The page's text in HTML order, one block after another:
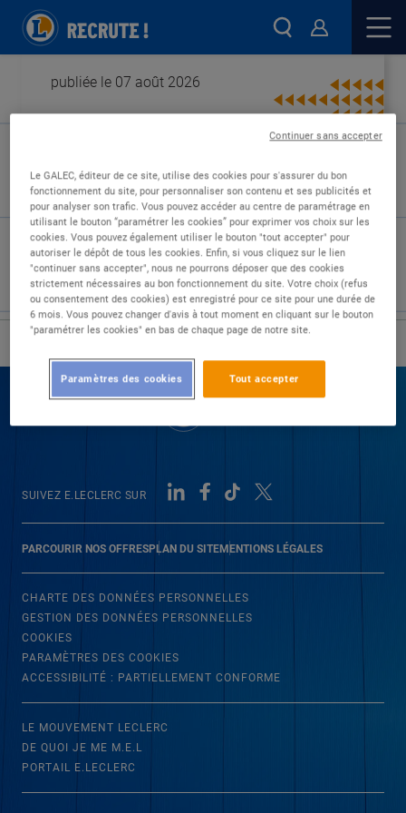
publiée le 07 août 2026
Type de contrat :
Expérience :
Études :
PARCOURIR NOS OFFRESPLAN DU SITEMENTIONS LÉGALES
SUIVEZ E.LECLERC SUR
CHARTE DES DONNÉES PERSONNELLES
GESTION DES DONNÉES PERSONNELLES
COOKIES
PARAMÈTRES DES COOKIES
ACCESSIBILITÉ : PARTIELLEMENT CONFORME
LE MOUVEMENT LECLERC
DE QUOI JE ME M.E.L
PORTAIL E.LECLERC
Le GALEC, éditeur de ce site, utilise des cookies pour s'assurer du bon
fonctionnement du site, pour personnaliser son contenu et ses publicités et
pour analyser son trafic. Vous pouvez accéder au centre de paramétrage en
utilisant le bouton “paramétrer les cookies” pour exprimer vos choix sur les
cookies. Vous pouvez également utiliser le bouton "tout accepter" pour
autoriser le dépôt de tous les cookies. Enfin, si vous cliquez sur le lien
"continuer sans accepter", nous ne pourrons déposer que des cookies
strictement nécessaires au bon fonctionnement du site. Votre choix (refus
ou consentement des cookies) est enregistré pour ce site pour une durée de
6 mois. Vous pouvez changer d'avis à tout moment en cliquant sur le bouton
"paramétrer les cookies" en bas de chaque page de notre site.
Tout accepter
Paramètres des cookies
Continuer sans accepter